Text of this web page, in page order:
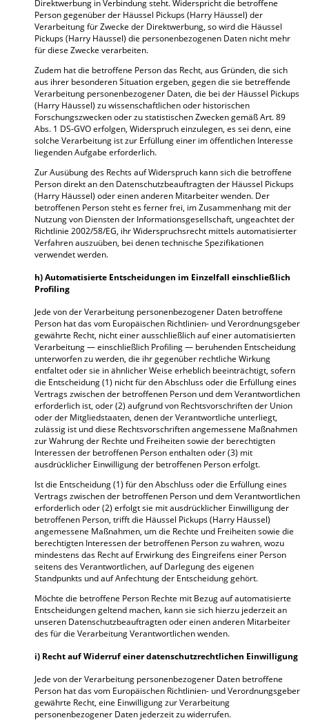
Direktwerbung in Verbindung steht. Widerspricht die betroffene
Person gegenüber der Häussel Pickups (Harry Häussel) der
Verarbeitung für Zwecke der Direktwerbung, so wird die Häussel
Pickups (Harry Häussel) die personenbezogenen Daten nicht mehr
für diese Zwecke verarbeiten.
Zudem hat die betroffene Person das Recht, aus Gründen, die sich
aus ihrer besonderen Situation ergeben, gegen die sie betreffende
Verarbeitung personenbezogener Daten, die bei der Häussel Pickups
(Harry Häussel) zu wissenschaftlichen oder historischen
Forschungszwecken oder zu statistischen Zwecken gemäß Art. 89
Abs. 1 DS-GVO erfolgen, Widerspruch einzulegen, es sei denn, eine
solche Verarbeitung ist zur Erfüllung einer im öffentlichen Interesse
liegenden Aufgabe erforderlich.
Zur Ausübung des Rechts auf Widerspruch kann sich die betroffene
Person direkt an den Datenschutzbeauftragten der Häussel Pickups
(Harry Häussel) oder einen anderen Mitarbeiter wenden. Der
betroffenen Person steht es ferner frei, im Zusammenhang mit der
Nutzung von Diensten der Informationsgesellschaft, ungeachtet der
Richtlinie 2002/58/EG, ihr Widerspruchsrecht mittels automatisierter
Verfahren auszuüben, bei denen technische Spezifikationen
verwendet werden.
h) Automatisierte Entscheidungen im Einzelfall einschließlich
Profiling
Jede von der Verarbeitung personenbezogener Daten betroffene
Person hat das vom Europäischen Richtlinien- und Verordnungsgeber
gewährte Recht, nicht einer ausschließlich auf einer automatisierten
Verarbeitung — einschließlich Profiling — beruhenden Entscheidung
unterworfen zu werden, die ihr gegenüber rechtliche Wirkung
entfaltet oder sie in ähnlicher Weise erheblich beeinträchtigt, sofern
die Entscheidung (1) nicht für den Abschluss oder die Erfüllung eines
Vertrags zwischen der betroffenen Person und dem Verantwortlichen
erforderlich ist, oder (2) aufgrund von Rechtsvorschriften der Union
oder der Mitgliedstaaten, denen der Verantwortliche unterliegt,
zulässig ist und diese Rechtsvorschriften angemessene Maßnahmen
zur Wahrung der Rechte und Freiheiten sowie der berechtigten
Interessen der betroffenen Person enthalten oder (3) mit
ausdrücklicher Einwilligung der betroffenen Person erfolgt.
Ist die Entscheidung (1) für den Abschluss oder die Erfüllung eines
Vertrags zwischen der betroffenen Person und dem Verantwortlichen
erforderlich oder (2) erfolgt sie mit ausdrücklicher Einwilligung der
betroffenen Person, trifft die Häussel Pickups (Harry Häussel)
angemessene Maßnahmen, um die Rechte und Freiheiten sowie die
berechtigten Interessen der betroffenen Person zu wahren, wozu
mindestens das Recht auf Erwirkung des Eingreifens einer Person
seitens des Verantwortlichen, auf Darlegung des eigenen
Standpunkts und auf Anfechtung der Entscheidung gehört.
Möchte die betroffene Person Rechte mit Bezug auf automatisierte
Entscheidungen geltend machen, kann sie sich hierzu jederzeit an
unseren Datenschutzbeauftragten oder einen anderen Mitarbeiter
des für die Verarbeitung Verantwortlichen wenden.
i) Recht auf Widerruf einer datenschutzrechtlichen Einwilligung
Jede von der Verarbeitung personenbezogener Daten betroffene
Person hat das vom Europäischen Richtlinien- und Verordnungsgeber
gewährte Recht, eine Einwilligung zur Verarbeitung
personenbezogener Daten jederzeit zu widerrufen.